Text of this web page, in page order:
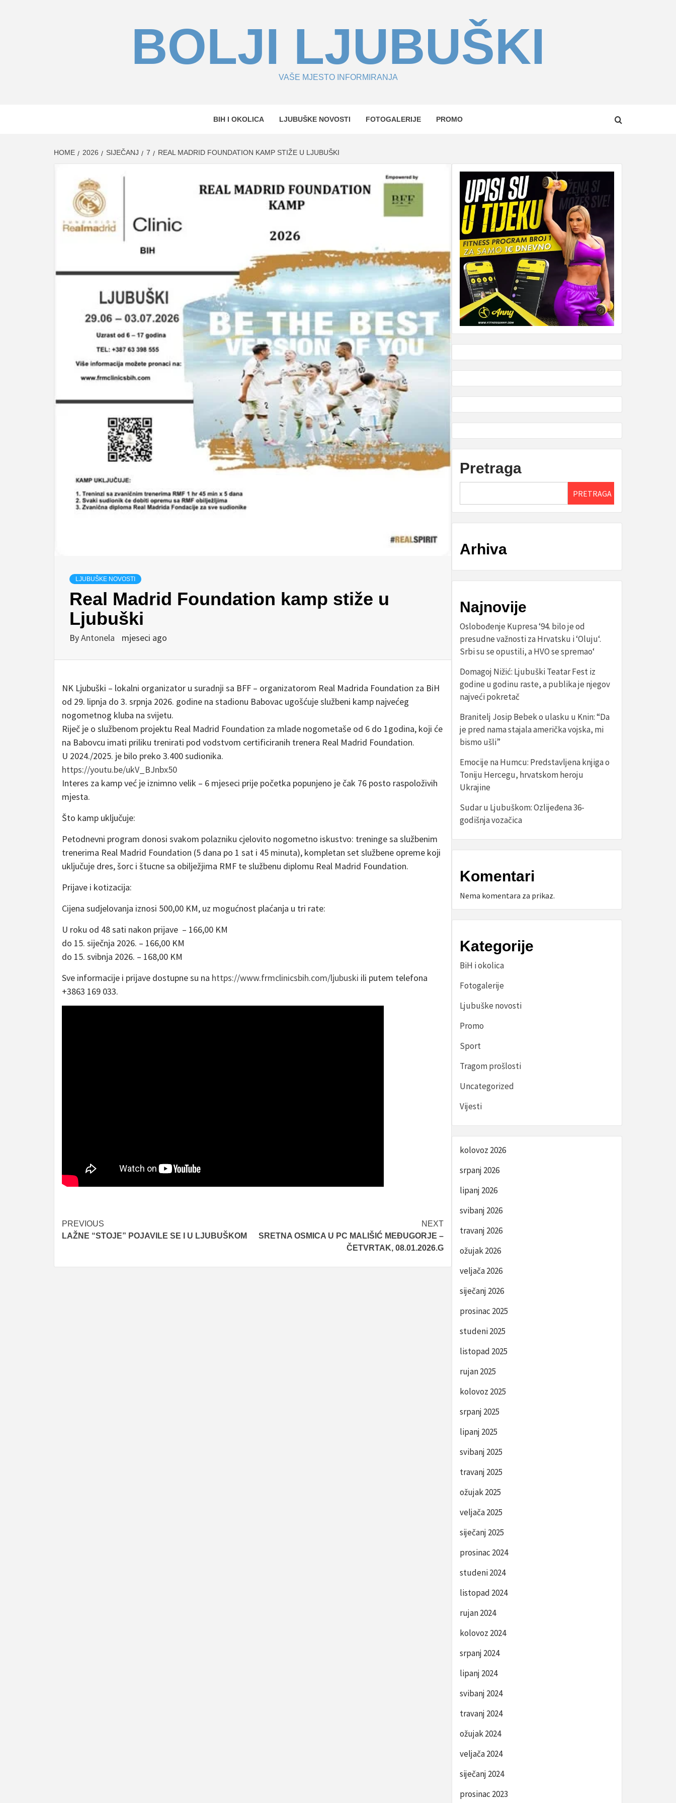
BOLJI LJUBUŠKI
VAŠE MJESTO INFORMIRANJA
BIH I OKOLICA LJUBUŠKE NOVOSTI FOTOGALERIJE PROMO
HOME 2026 SIJEČANJ 7 REAL MADRID FOUNDATION KAMP STIŽE U LJUBUŠKI
LJUBUŠKE NOVOSTI
Real Madrid Foundation kamp stiže u
Ljubuški
ByAntonela mjeseci ago
NK Ljubuški – lokalni organizator u suradnji sa BFF – organizatorom Real Madrida Foundation za BiH
od 29. lipnja do 3. srpnja 2026. godine na stadionu Babovac ugošćuje službeni kamp najvećeg
nogometnog kluba na svijetu.
Riječ je o službenom projektu Real Madrid Foundation za mlade nogometaše od 6 do 1godina, koji će
na Babovcu imati priliku trenirati pod vodstvom certificiranih trenera Real Madrid Foundation.
U 2024./2025. je bilo preko 3.400 sudionika.
https://youtu.be/ukV_BJnbx50
Interes za kamp već je iznimno velik – 6 mjeseci prije početka popunjeno je čak 76 posto raspoloživih
mjesta.
Što kamp uključuje:
Petodnevni program donosi svakom polazniku cjelovito nogometno iskustvo: treninge sa službenim
trenerima Real Madrid Foundation (5 dana po 1 sat i 45 minuta), kompletan set službene opreme koji
uključuje dres, šorc i štucne sa obilježjima RMF te službenu diplomu Real Madrid Foundation.
Prijave i kotizacija:
Cijena sudjelovanja iznosi 500,00 KM, uz mogućnost plaćanja u tri rate:
U roku od 48 sati nakon prijave – 166,00 KM
do 15. siječnja 2026. – 166,00 KM
do 15. svibnja 2026. – 168,00 KM
Sve informacije i prijave dostupne su na https://www.frmclinicsbih.com/ljubuski ili putem telefona
+3863 169 033.
Post
navigation
PREVIOUS
LAŽNE “STOJE” POJAVILE SE I U LJUBUŠKOM
NEXT
SRETNA OSMICA U PC MALIŠIĆ MEĐUGORJE –
ČETVRTAK, 08.01.2026.G
Pretraga
PRETRAGA
Arhiva
Najnovije
Oslobođenje Kupresa ‘94. bilo je od
presudne važnosti za Hrvatsku i ‘Oluju‘.
Srbi su se opustili, a HVO se spremao‘
Domagoj Nižić: Ljubuški Teatar Fest iz
godine u godinu raste, a publika je njegov
najveći pokretač
Branitelj Josip Bebek o ulasku u Knin: “Da
je pred nama stajala američka vojska, mi
bismo ušli”
Emocije na Humcu: Predstavljena knjiga o
Toniju Hercegu, hrvatskom heroju
Ukrajine
Sudar u Ljubuškom: Ozlijeđena 36-
godišnja vozačica
Komentari
Nema komentara za prikaz.
Kategorije
BiH i okolica
Fotogalerije
Ljubuške novosti
Promo
Sport
Tragom prošlosti
Uncategorized
Vijesti
kolovoz 2026
srpanj 2026
lipanj 2026
svibanj 2026
travanj 2026
ožujak 2026
veljača 2026
siječanj 2026
prosinac 2025
studeni 2025
listopad 2025
rujan 2025
kolovoz 2025
srpanj 2025
lipanj 2025
svibanj 2025
travanj 2025
ožujak 2025
veljača 2025
siječanj 2025
prosinac 2024
studeni 2024
listopad 2024
rujan 2024
kolovoz 2024
srpanj 2024
lipanj 2024
svibanj 2024
travanj 2024
ožujak 2024
veljača 2024
siječanj 2024
prosinac 2023